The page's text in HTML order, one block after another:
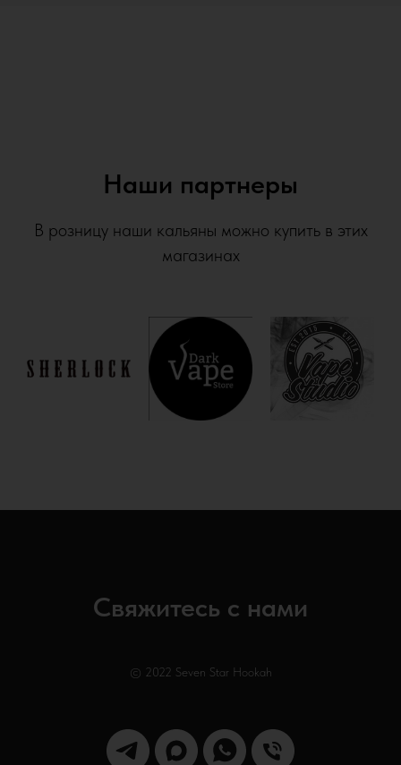
Наши партнеры
В розницу наши кальяны можно купить в этих
магазинах
Свяжитесь с нами
© 2022 Seven Star Hookah